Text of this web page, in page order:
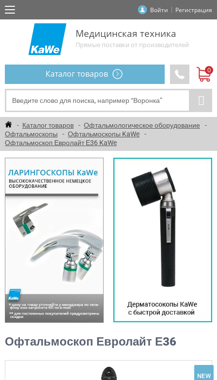
Войти Регистрация
Медицинская техника
Прямые поставки от производителей
Каталог товаров
Каталог товаров
Офтальмологическое оборудование
Офтальмоскопы
Офтальмоскопы KaWe
Офтальмоскоп Евролайт Е36 KaWe
Офтальмоскоп Евролайт Е36
NEW